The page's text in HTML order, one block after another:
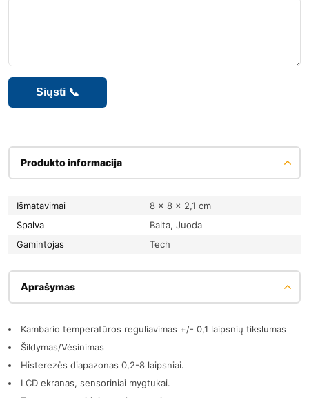
Produkto informacija
Išmatavimai
8 × 8 × 2,1 cm
Spalva
Balta, Juoda
Gamintojas
Tech
Aprašymas
Kambario temperatūros reguliavimas +/- 0,1 laipsnių tikslumas
Šildymas/Vėsinimas
Histerezės diapazonas 0,2-8 laipsniai.
LCD ekranas, sensoriniai mygtukai.